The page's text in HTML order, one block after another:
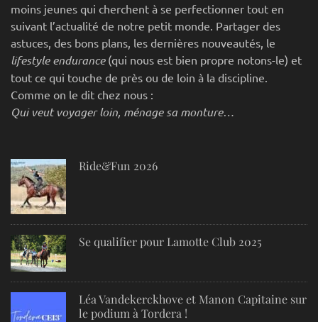
moins jeunes qui cherchent à se perfectionner tout en
suivant l’actualité de notre petit monde. Partager des
astuces, des bons plans, les dernières nouveautés, le
lifestyle endurance(qui nous est bien propre notons-le) et
tout ce qui touche de près ou de loin à la discipline.
Comme on le dit chez nous :
Qui veut voyager loin, ménage sa monture…
Ride&Fun 2026
Se qualifier pour Lamotte Club 2025
Léa Vandekerckhove et Manon Capitaine sur
le podium à Tordera !